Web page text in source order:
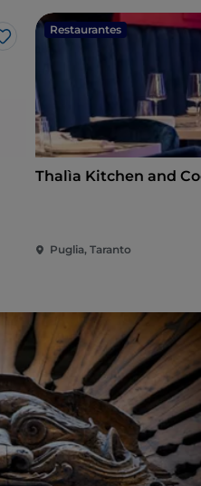
Gosto
Restaurantes
Thalìa Kitchen and
Puglia, Taranto